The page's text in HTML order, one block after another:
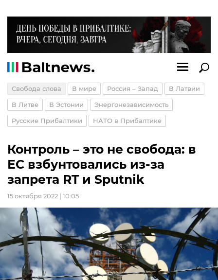
Свобода слова В мире Россия – Запад В Латвии
В Литве В Эстонии Энергонезависимость
Русские Прибалтики НАТО в Прибалтике
Контроль – это не свобода: в
ЕС взбунтовались из-за
запрета RT и Sputnik
15 октября 2022 | 10:05